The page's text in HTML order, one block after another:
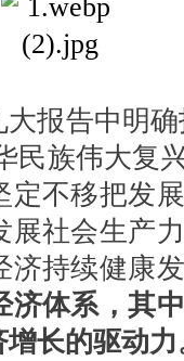
报告中明
民族伟大复
不移把发
社会生产
济持续健康
体系，其
长的驱动